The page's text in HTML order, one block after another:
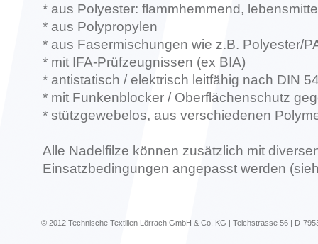
* aus Polyester: flammhemmend,
* aus Polypropylen
* aus Fasermischungen wie z.B. Polyester/
* mit IFA-Prüfzeugnissen (ex BIA)
* antistatisch / elektrisch leitfähig nach DIN
* mit Funkenblocker / Oberflächenschutz
* stützgewebelos, aus verschiedenen
Alle Nadelfilze können zusätzlich mit
Einsatzbedingungen angepasst werden
© 2012 Technische Textilien Lörrach GmbH & Co. KG | Teichstrasse 56 | D-